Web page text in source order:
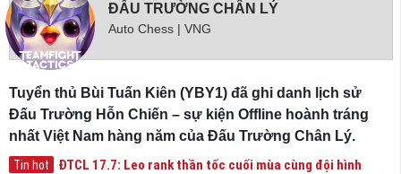
ĐẤU TRƯỜNG CHÂN LÝ
Auto Chess | VNG
Tuyển thủ Bùi Tuấn Kiên (YBY1) đã ghi danh lịch sử
Đấu Trường Hỗn Chiến – sự kiện Offline hoành tráng
nhất Việt Nam hàng năm của Đấu Trường Chân Lý.
Tin hot
ĐTCL 17.7: Leo rank thần tốc cuối mùa cùng đội hình